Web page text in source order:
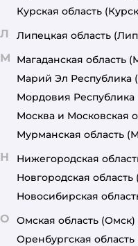
Курская область
Л Липецкая область
М Магаданская область
Марий Эл Республика
Мордовия Республика
Москва и Московская
Мурманская область
Н Нижегородская
Новгородская область
Новосибирская
О Омская область (Омск)
Оренбургская область